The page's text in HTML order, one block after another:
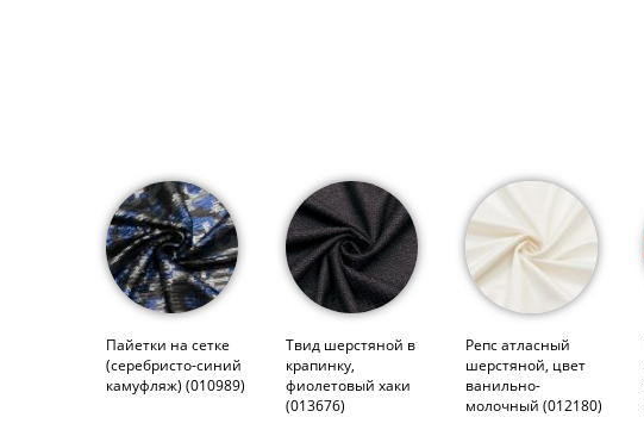
Пайетки на сетке
(серебристо-синий
камуфляж) (010989)
Твид шерстяной в
крапинку,
фиолетовый хаки
(013676)
Репс атласный
шерстяной, цвет
ванильно-
молочный (012180)